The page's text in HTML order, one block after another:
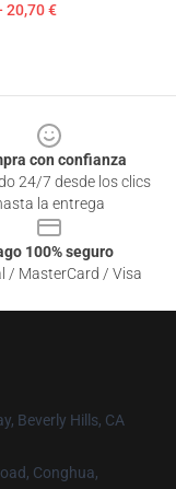
20,70 €
con confianza
24/7 desde los clics
la entrega
100% seguro
/ MasterCard / Visa
Beverly Hills, CA
Conghua,